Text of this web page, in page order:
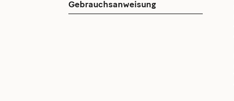
Gebrauchsanweisung